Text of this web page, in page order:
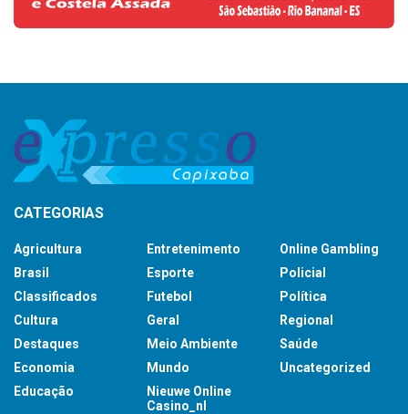
CATEGORIAS
Agricultura
Brasil
Classificados
Cultura
Destaques
Economia
Educação
Entretenimento
Esporte
Futebol
Geral
Meio Ambiente
Mundo
Nieuwe Online
Casino_nl
Online Gambling
Policial
Política
Regional
Saúde
Uncategorized